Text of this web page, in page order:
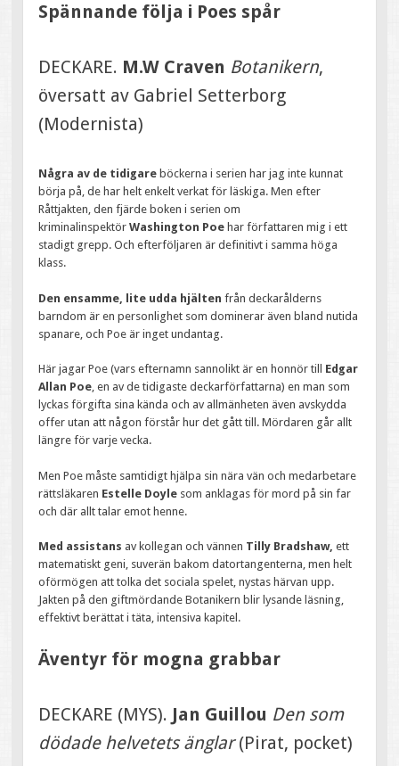
Spännande följa i Poes spår
DECKARE. M.W Craven Botanikern,
översatt av Gabriel Setterborg
(Modernista)
Några av de tidigare böckerna i serien har jag inte kunnat
börja på, de har helt enkelt verkat för läskiga. Men efter
Råttjakten, den fjärde boken i serien om
kriminalinspektörWashington Poe har författaren mig i ett
stadigt grepp. Och efterföljaren är definitivt i samma höga
klass.
Den ensamme, lite udda hjälten från deckarålderns
barndom är en personlighet som dominerar även bland nutida
spanare, och Poe är inget undantag.
Här jagar Poe (vars efternamn sannolikt är en honnör till Edgar
Allan Poe, en av de tidigaste deckarförfattarna) en man som
lyckas förgifta sina kända och av allmänheten även avskydda
offer utan att någon förstår hur det gått till. Mördaren går allt
längre för varje vecka.
Men Poe måste samtidigt hjälpa sin nära vän och medarbetare
rättsläkaren Estelle Doyle som anklagas för mord på sin far
och där allt talar emot henne.
Med assistans av kollegan och vännen Tilly Bradshaw, ett
matematiskt geni, suverän bakom datortangenterna, men helt
oförmögen att tolka det sociala spelet, nystas härvan upp.
Jakten på den giftmördande Botanikern blir lysande läsning,
effektivt berättat i täta, intensiva kapitel.
Äventyr för mogna grabbar
DECKARE (MYS). Jan Guillou Den som
dödade helvetets änglar(Pirat, pocket)